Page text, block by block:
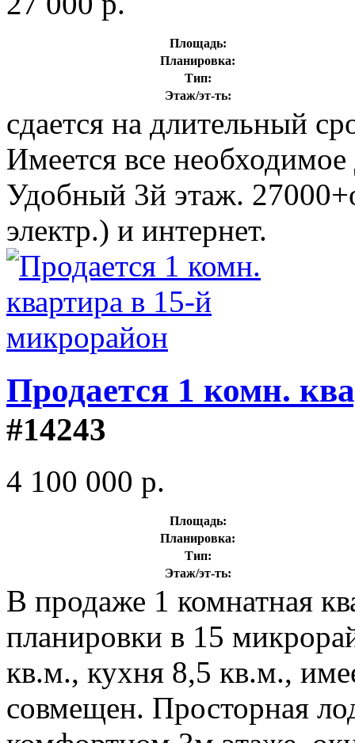
Площадь:
Планировка:
Тип:
Этаж/эт-ть:
сдается на длительный
Имеется все
Удобный 3й этаж.
электр.) и интернет.
Продается 1 комн.
#14243
4 100 000 р.
Площадь:
Планировка:
Тип:
Этаж/эт-ть:
В продаже 1 комнатная
планировки в 15
кв.м., кухня 8,5 кв.м.,
совмещен. Просторная